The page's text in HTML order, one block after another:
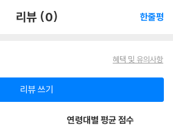
리뷰 (0) 한줄평
혜택 및 유의사항
리뷰 쓰기
연령대별 평균 점수